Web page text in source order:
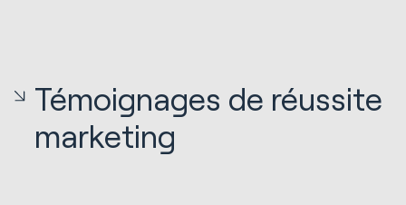
Témoignages de réussite
marketing